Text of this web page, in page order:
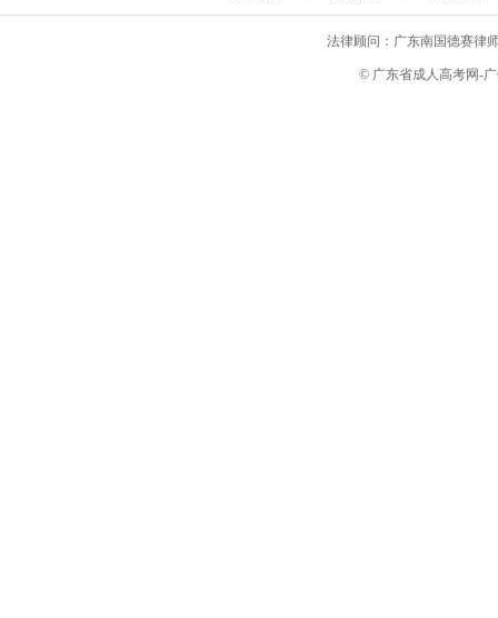
法律顾问：广东南国德赛律
© 广东省成人高考网-广